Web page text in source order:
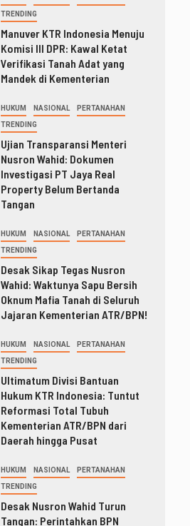
TRENDING
Manuver KTR Indonesia Menuju
Komisi III DPR: Kawal Ketat
Verifikasi Tanah Adat yang
Mandek di Kementerian
HUKUM NASIONAL PERTANAHAN
TRENDING
Ujian Transparansi Menteri
Nusron Wahid: Dokumen
Investigasi PT Jaya Real
Property Belum Bertanda
Tangan
HUKUM NASIONAL PERTANAHAN
TRENDING
Desak Sikap Tegas Nusron
Wahid: Waktunya Sapu Bersih
Oknum Mafia Tanah di Seluruh
Jajaran Kementerian ATR/BPN!
HUKUM NASIONAL PERTANAHAN
TRENDING
Ultimatum Divisi Bantuan
Hukum KTR Indonesia: Tuntut
Reformasi Total Tubuh
Kementerian ATR/BPN dari
Daerah hingga Pusat
HUKUM NASIONAL PERTANAHAN
TRENDING
Desak Nusron Wahid Turun
Tangan: Perintahkan BPN